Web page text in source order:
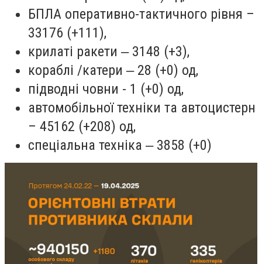
БПЛА оперативно-тактичного рівня –
33176 (+111),
крилаті ракети ‒ 3148 (+3),
кораблі /катери ‒ 28 (+0) од,
підводні човни - 1 (+0) од,
автомобільної техніки та автоцистерн
– 45162 (+208) од,
спеціальна техніка ‒ 3858 (+0)